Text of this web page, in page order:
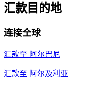
汇款目的地
连接全球
汇款至 阿尔巴尼
汇款至 阿尔及利亚